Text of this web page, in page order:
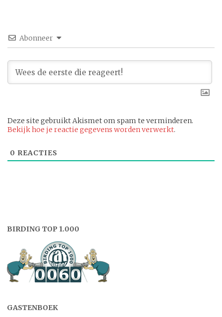
Abonneer
Deze site gebruikt Akismet om spam te verminderen.
Bekijk hoe je reactie gegevens worden verwerkt.
0 REACTIES
BIRDING TOP 1.000
GASTENBOEK